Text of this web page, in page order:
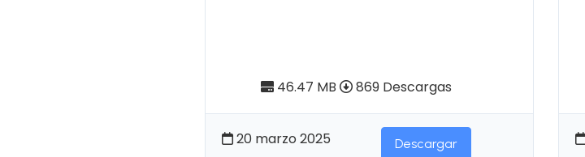
46.47 MB 869 Descargas
20 marzo 2025 Descargar